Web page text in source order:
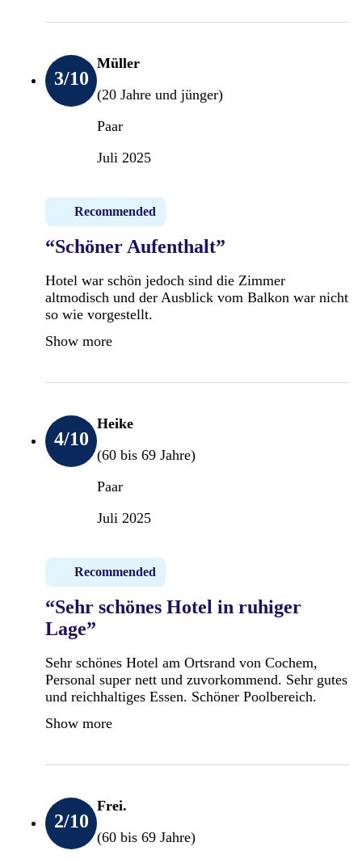
3/10
Müller
(20 Jahre und jünger)
Paar
Juli 2025
Recommended
“Schöner Aufenthalt”
Hotel war schön jedoch sind die Zimmer
altmodisch und der Ausblick vom Balkon war nicht
so wie vorgestellt.
Show more
4/10
Heike
(60 bis 69 Jahre)
Paar
Juli 2025
Recommended
“Sehr schönes Hotel in ruhiger
Lage”
Sehr schönes Hotel am Ortsrand von Cochem,
Personal super nett und zuvorkommend. Sehr gutes
und reichhaltiges Essen. Schöner Poolbereich.
Show more
2/10
Frei.
(60 bis 69 Jahre)